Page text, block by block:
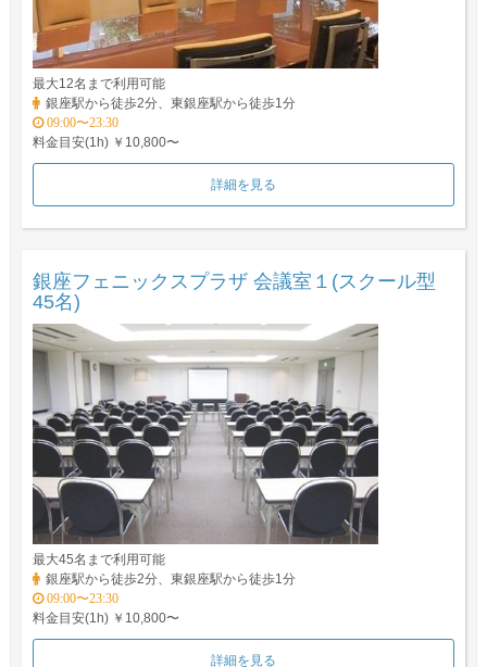
最大12名まで利用可能
銀座駅から徒歩2分、東銀座駅から徒歩1分
09:00〜23:30
料金目安(1h) ￥10,800〜
詳細を見る
銀座フェニックスプラザ 会議室１(スクール型
45名)
最大45名まで利用可能
銀座駅から徒歩2分、東銀座駅から徒歩1分
09:00〜23:30
料金目安(1h) ￥10,800〜
詳細を見る